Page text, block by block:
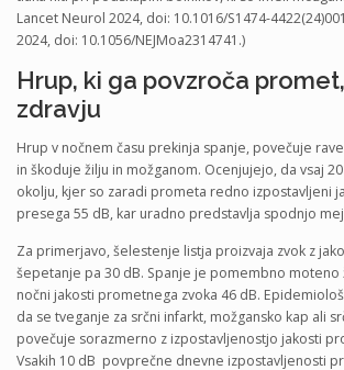
Lancet Neurol 2024, doi: 10.1016/S1474-
2024, doi: 10.1056/NEJMoa2314741.)
Hrup, ki ga povzroča
zdravju
Hrup v nočnem času prekinja spanje, povečuje
in škoduje žilju in možganom. Ocenjujejo, da vsaj
okolju, kjer so zaradi prometa redno izpostavljeni
presega 55 dB, kar uradno predstavlja spodnjo
Za primerjavo, šelestenje listja proizvaja zvok z
šepetanje pa 30 dB. Spanje je pomembno
nočni jakosti prometnega zvoka 46 dB.
da se tveganje za srčni infarkt, možgansko kap ali
povečuje sorazmerno z izpostavljenostjo jakosti
Vsakih 10 dB povprečne dnevne izpostavljenosti